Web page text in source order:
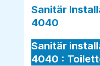
Sanitär
4040
Sanitär
4040 :